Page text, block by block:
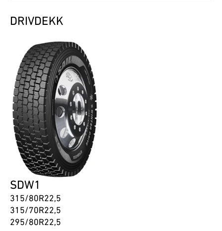
DRIVDEKK
SDW1
315/80R22,5
315/70R22,5
295/80R22,5